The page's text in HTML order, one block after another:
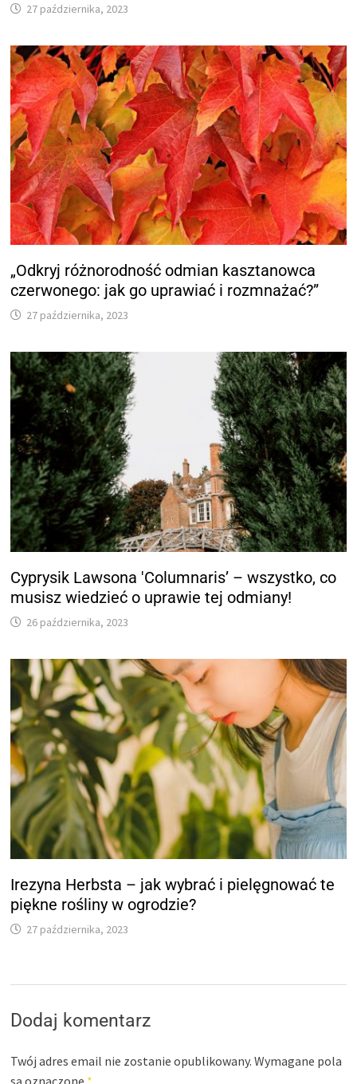
27 października, 2023
„Odkryj różnorodność odmian kasztanowca
czerwonego: jak go uprawiać i rozmnażać?”
27 października, 2023
Cyprysik Lawsona 'Columnaris’ – wszystko, co
musisz wiedzieć o uprawie tej odmiany!
26 października, 2023
Irezyna Herbsta – jak wybrać i pielęgnować te
piękne rośliny w ogrodzie?
27 października, 2023
Dodaj komentarz
Twój adres email nie zostanie opublikowany. Wymagane pola
są oznaczone *